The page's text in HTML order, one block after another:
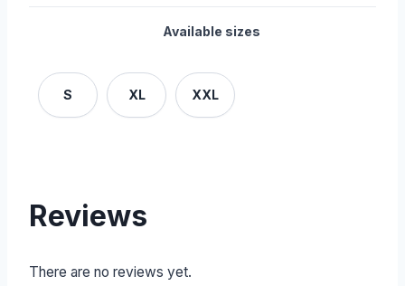
Available sizes
S XL XXL
Reviews
There are no reviews yet.